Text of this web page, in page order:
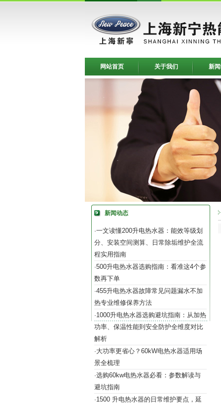
网站首页 关于我们 新
新闻动态
·一文读懂200升电热水器：能效等级划
分、安装空间测算、日常除垢维护全流
程实用指南
·500升电热水器选购指南：看准这4个参
数再下单
·455升电热水器故障常见问题漏水不加
热专业维修保养方法
·1000升电热水器选购避坑指南：从加热
功率、保温性能到安全防护全维度对比
解析
·大功率更省心？60kW电热水器适用场
景全梳理
·选购60kw电热水器必看：参数解读与
避坑指南
·1500 升电热水器的日常维护要点，延